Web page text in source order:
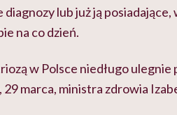
lub już ją posiadające,
na co dzień.
w Polsce niedługo ulegnie
marca, ministra zdrowia